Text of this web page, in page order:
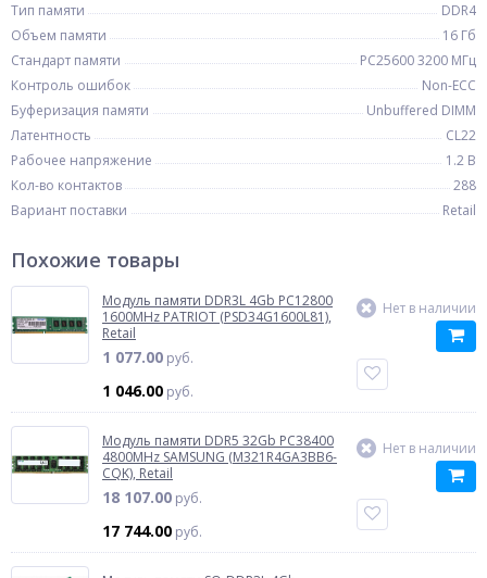
Тип памяти
DDR4
Объем памяти
16 Гб
Стандарт памяти
PC25600 3200 МГц
Контроль ошибок
Non-ECC
Буферизация памяти
Unbuffered DIMM
Латентность
CL22
Рабочее напряжение
1.2 В
Кол-во контактов
288
Вариант поставки
Retail
Похожие товары
Модуль памяти DDR3L 4Gb PC12800
1600MHz PATRIOT (PSD34G1600L81),
Retail
1 077.00 руб.
1 046.00 руб.
Нет в наличии
Модуль памяти DDR5 32Gb PC38400
4800MHz SAMSUNG (M321R4GA3BB6-
CQK), Retail
18 107.00 руб.
17 744.00 руб.
Нет в наличии